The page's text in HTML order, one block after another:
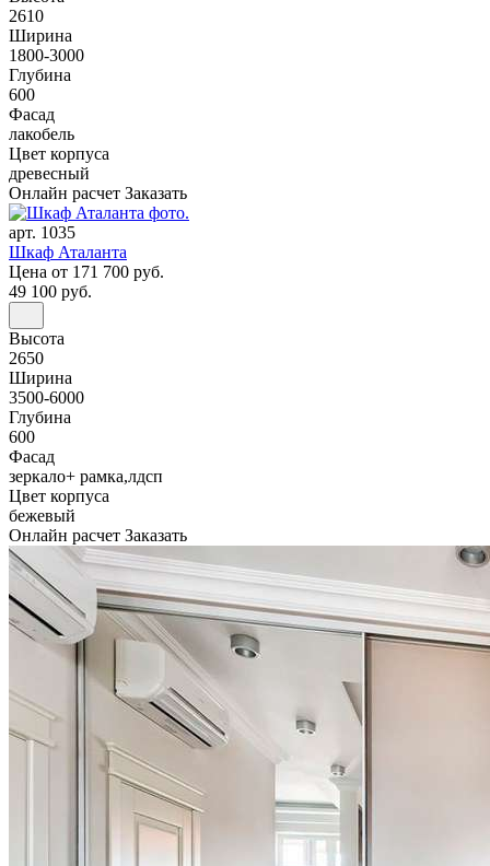
2610
Ширина
1800-3000
Глубина
600
Фасад
лакобель
Цвет корпуса
древесный
Онлайн расчет Заказать
арт. 1035
Шкаф Аталанта
Цена от 171 700 руб.
49 100 руб.
Высота
2650
Ширина
3500-6000
Глубина
600
Фасад
зеркало+ рамка,лдсп
Цвет корпуса
бежевый
Онлайн расчет Заказать